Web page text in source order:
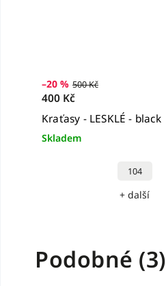
Kraťasy - LESKLÉ - black
Skladem
–20 % 500 Kč
400 Kč
104
+ další
Podobné (3)